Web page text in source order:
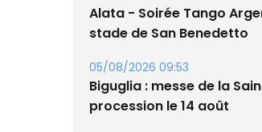
06/08/2026 15:04
stade de San Benedetto
05/08/2026 09:53